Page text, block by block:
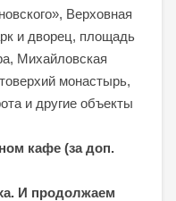
Верховная
и дворец, площадь
Михайловская
монастырь,
и другие объекты
кафе (за доп.
И продолжаем